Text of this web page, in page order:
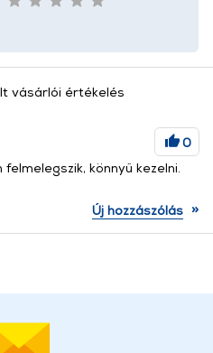
vásárlói értékelés
0
könnyű kezelni.
Új hozzászólás »